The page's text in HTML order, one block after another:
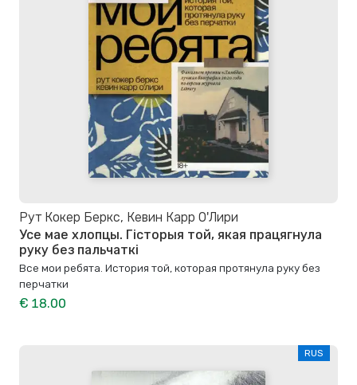
Рут Кокер Беркс, Кевин Карр О'Лири
Усе мае хлопцы. Гісторыя той, якая працягнула
руку без пальчаткі
Все мои ребята. История той, которая протянула руку без
перчатки
€ 18.00
RUS